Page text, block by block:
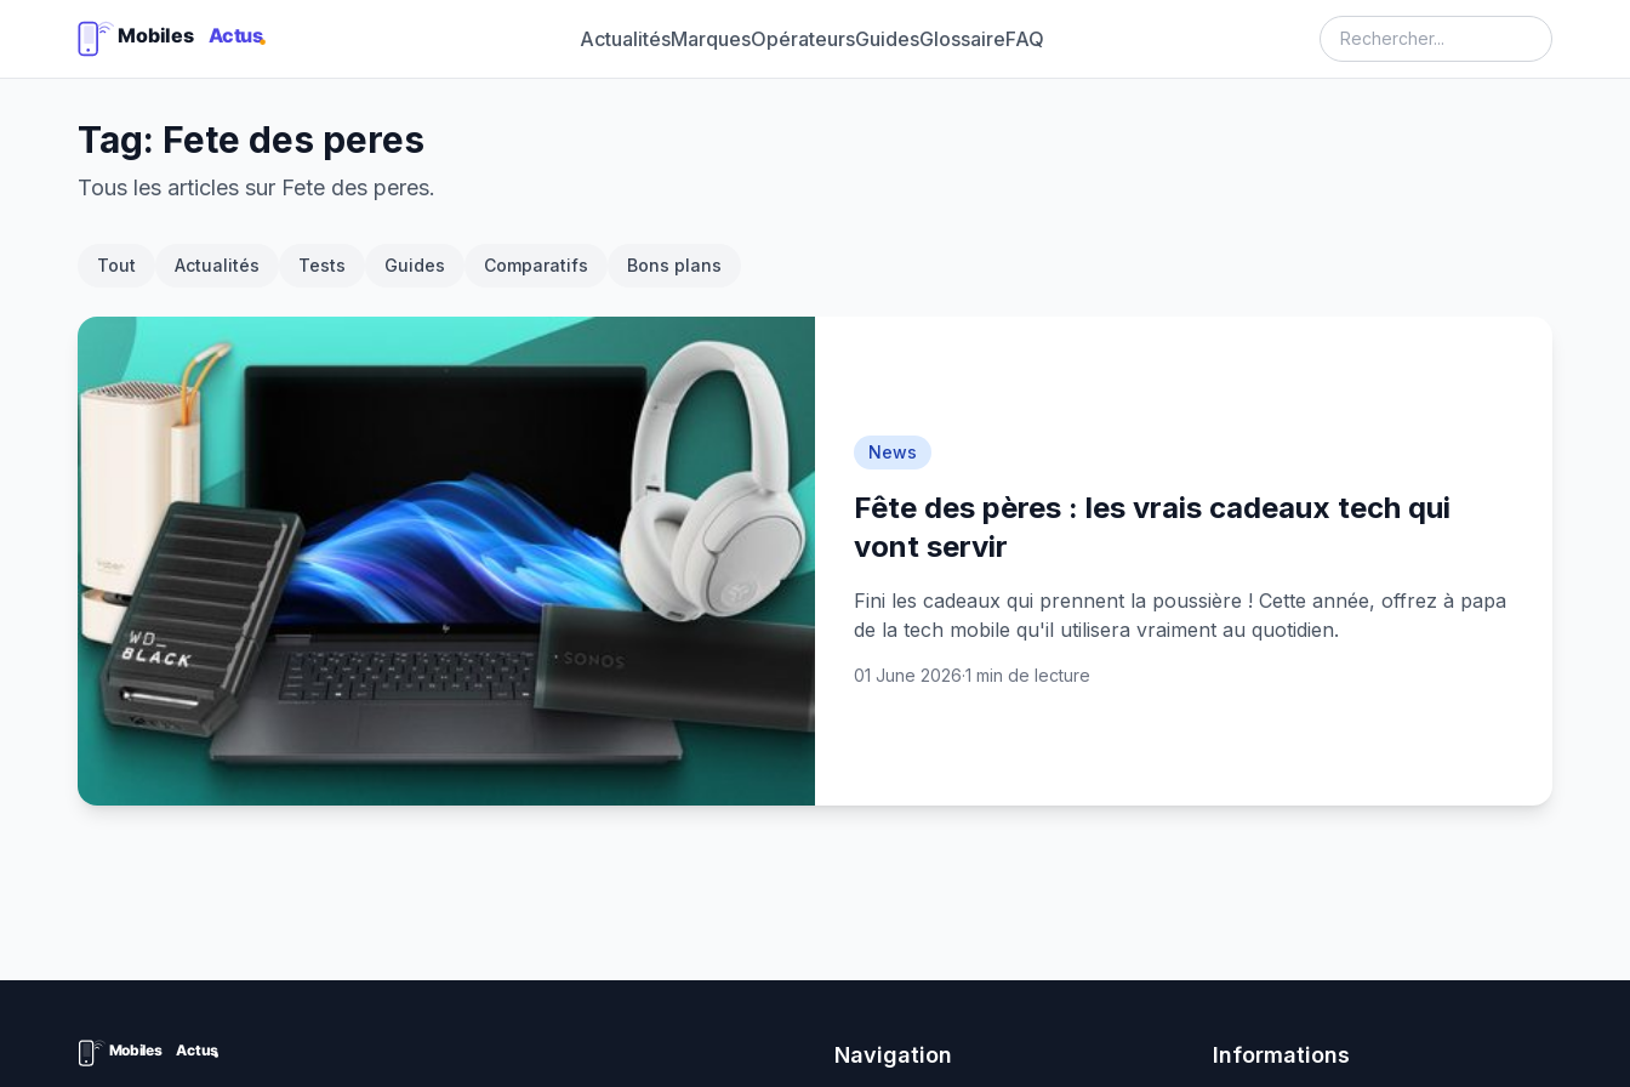
ActualitésMarquesOpérateursGuidesGlossaireFAQ
Tag: Fete des peres
Tous les articles sur Fete des peres.
Tout Actualités Tests Guides Comparatifs Bons plans
News
Fête des pères : les vrais cadeaux tech qui
vont servir
Fini les cadeaux qui prennent la poussière ! Cette année, offrez à papa
de la tech mobile qu'il utilisera vraiment au quotidien.
01 June 2026·1 min de lecture
Navigation Informations